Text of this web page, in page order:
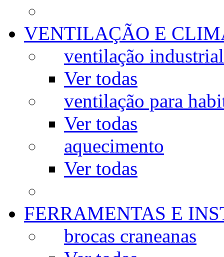
VENTILAÇÃO E
ventilação industrial
Ver todas
ventilação para
Ver todas
aquecimento
Ver todas
FERRAMENTAS E
brocas craneanas